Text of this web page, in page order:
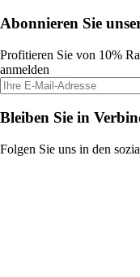
Abonnieren Sie
Profitieren Sie von 10%
anmelden
Bleiben Sie in
Folgen Sie uns in den